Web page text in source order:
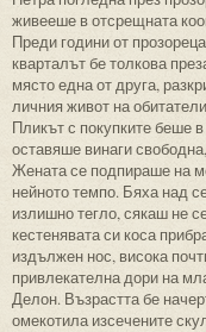
живееше в отсрещната
Преди години от
кварталът бе толкова
място една от друга,
личния живот на
Пликът с покупките беше
оставяше винаги
Жената се подпираше на
нейното темпо. Бяха над
излишно тегло, сякаш не
кестенявата си коса
издължен нос, висока
привлекателна дори на
Делон. Възрастта бе
омекотила изсечените